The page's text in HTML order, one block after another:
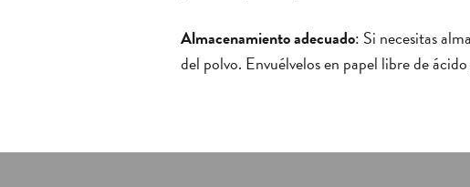
Almacenamiento adecuado: Si necesitas
del polvo. Envuélvelos en papel libre de